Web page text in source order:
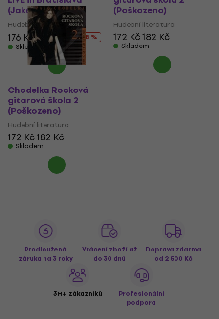
(Jako nové)
Hudební literatura
176 Kč214 Kč
- 18 %
Skladem
(Poškozeno)
Hudební literatura
172 Kč182 Kč
Skladem
Chodelka Rocková
gitarová škola 2
(Poškozeno)
Hudební literatura
172 Kč182 Kč
Skladem
Prodloužená
záruka na 3 roky
Vrácení zboží až
do 30 dnů
Doprava zdarma
od 2 500 Kč
3M+ zákazníků
Profesionální
podpora